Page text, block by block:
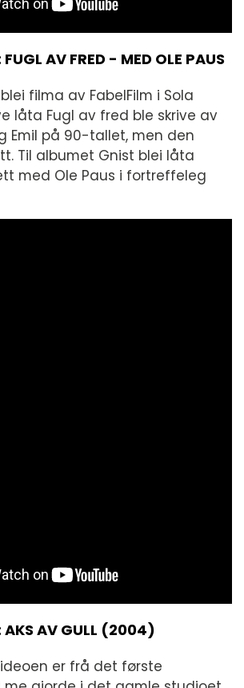
AV FRED - MED OLE PAUS
filma av FabelFilm i Sola
låta Fugl av fred ble skrive av
Emil på 90-tallet, men den
Til albumet Gnist blei låta
med Ole Paus i fortreffeleg
AKS AV GULL (2004)
er frå det første